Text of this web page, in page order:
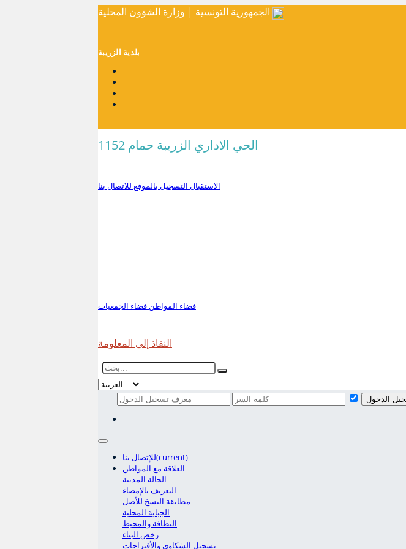
الجمهورية التونسية | وزارة الشؤون المحلية
بلدية الزريبة
الحي الاداري الزريبة حمام 1152
الاستقبال التسجيل بالموقع للاتصال بنا
فضاء المواطن فضاء الجمعيات
النفاذ إلى المعلومة
الدخول
للإتصال بنا(current)
العلاقة مع المواطن
الحالة المدنية
التعريف بالإمضاء
مطابقة النسخ للأصل
الجباية المحلية
النظافة والمحيط
رخص البناء
تسجيل الشكاوي والأقتراحات